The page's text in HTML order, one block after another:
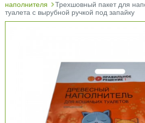
наполнителя
Трехшовный пакет для
туалета с вырубной ручкой под запайку